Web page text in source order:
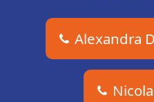
Alexandra